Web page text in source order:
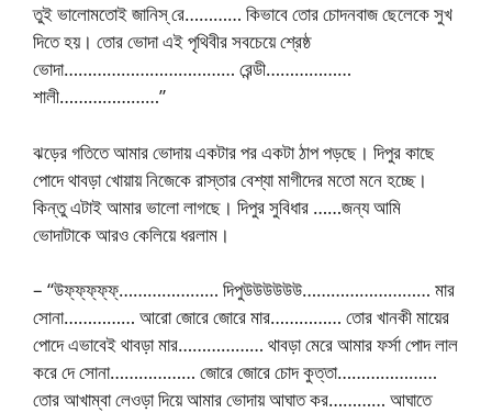
তুই ভালোমতোই জানিস্‌ রে………… কিভাবে তোর চোদনবাজ ছেলেকে সুখ
দিতে হয়। তোর ভোদা এই পৃথিবীর সবচেয়ে শ্রেষ্ঠ
ভোদা……………………………… রেন্ডী………………
শালী…………………”
ঝড়ের গতিতে আমার ভোদায় একটার পর একটা ঠাপ পড়ছে। দিপুর কাছে
পোদে থাবড়া খোয়ায় নিজেকে রাস্তার বেশ্যা মাগীদের মতো মনে হচ্ছে।
কিন্তু এটাই আমার ভালো লাগছে। দিপুর সুবিধার ……জন্য আমি
ভোদাটাকে আরও কেলিয়ে ধরলাম।
– “উফ্‌ফ্‌ফ্‌ফ্‌ফ্‌………………… দিপুউউউউউউ……………………… মার
সোনা…………… আরো জোরে জোরে মার…………… তোর খানকী মায়ের
পোদে এভাবেই থাবড়া মার……………… থাবড়া মেরে আমার ফর্সা পোদ লাল
করে দে সোনা……………… জোরে জোরে চোদ কুত্তা…………………
তোর আখাম্বা লেওড়া দিয়ে আমার ভোদায় আঘাত কর………… আঘাতে